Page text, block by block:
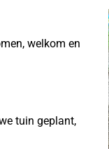
welkom en
tuin geplant,